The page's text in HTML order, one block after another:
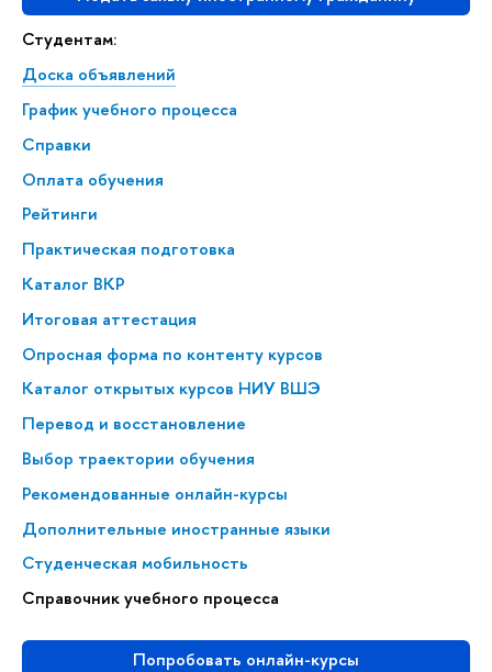
Студентам:
Доска объявлений
График учебного процесса
Справки
Оплата обучения
Рейтинги
Практическая подготовка
Каталог ВКР
Итоговая аттестация
Опросная форма по контенту курсов
Каталог открытых курсов НИУ ВШЭ
Перевод и восстановление
Выбор траектории обучения
Рекомендованные онлайн-курсы
Дополнительные иностранные языки
Студенческая мобильность
Справочник учебного процесса
Попробовать онлайн-курсы